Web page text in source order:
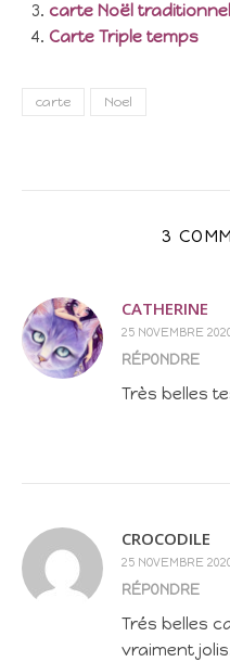
carte Noël traditionnel
Carte Triple temps
carte Noel
3
CATHERINE
25 NOVEMBRE
RÉPONDRE
Très belles
CROCODILE
25 NOVEMBRE
RÉPONDRE
Trés belles
vraiment